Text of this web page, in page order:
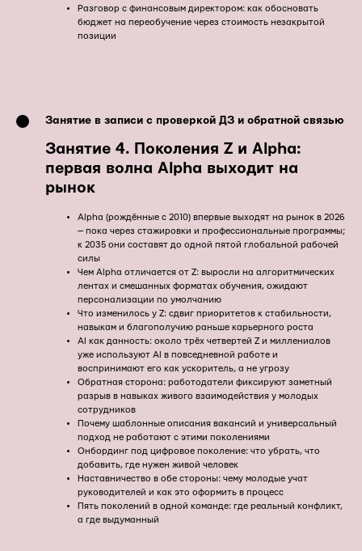
Разговор с финансовым директором: как обосновать
бюджет на переобучение через стоимость незакрытой
позиции
Занятие в записи с проверкой ДЗ и обратной связью
Занятие 4. Поколения Z и Alpha:
первая волна Alpha выходит на
рынок
Alpha (рождённые с 2010) впервые выходят на рынок в 2026
— пока через стажировки и профессиональные программы;
к 2035 они составят до одной пятой глобальной рабочей
силы
Чем Alpha отличается от Z: выросли на алгоритмических
лентах и смешанных форматах обучения, ожидают
персонализации по умолчанию
Что изменилось у Z: сдвиг приоритетов к стабильности,
навыкам и благополучию раньше карьерного роста
AI как данность: около трёх четвертей Z и миллениалов
уже используют AI в повседневной работе и
воспринимают его как ускоритель, а не угрозу
Обратная сторона: работодатели фиксируют заметный
разрыв в навыках живого взаимодействия у молодых
сотрудников
Почему шаблонные описания вакансий и универсальный
подход не работают с этими поколениями
Онбординг под цифровое поколение: что убрать, что
добавить, где нужен живой человек
Наставничество в обе стороны: чему молодые учат
руководителей и как это оформить в процесс
Пять поколений в одной команде: где реальный конфликт,
а где выдуманный